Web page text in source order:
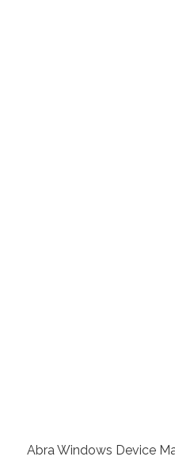
Abra Windows Device